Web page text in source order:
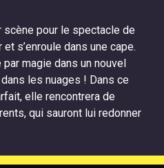
scène pour le spectacle de
et s’enroule dans une cape.
magie dans un nouvel
les nuages ! Dans ce
elle rencontrera de
qui sauront lui redonner